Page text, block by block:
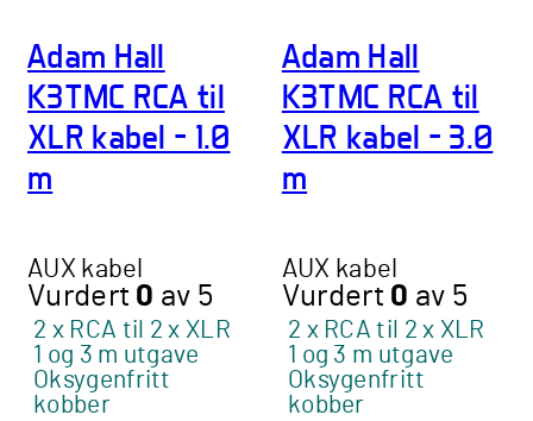
Adam Hall
K3TMC RCA til
XLR kabel – 1.0
m
AUX kabel
Vurdert 0 av 5
2 x RCA til 2 x XLR
1 og 3 m utgave
Oksygenfritt
kobber
Adam Hall
K3TMC RCA til
XLR kabel – 3.0
m
AUX kabel
Vurdert 0 av 5
2 x RCA til 2 x XLR
1 og 3 m utgave
Oksygenfritt
kobber